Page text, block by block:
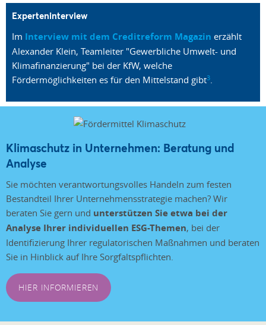
Experteninterview
Im Interview mit dem Creditreform Magazin erzählt
Alexander Klein, Teamleiter "Gewerbliche Umwelt- und
Klimafinanzierung" bei der KfW, welche
Fördermöglichkeiten es für den Mittelstand gibt3.
Klimaschutz in Unternehmen: Beratung und
Analyse
Sie möchten verantwortungsvolles Handeln zum festen
Bestandteil Ihrer Unternehmensstrategie machen? Wir
beraten Sie gern und unterstützen Sie etwa bei der
Analyse Ihrer individuellen ESG-Themen, bei der
Identifizierung Ihrer regulatorischen Maßnahmen und beraten
Sie in Hinblick auf Ihre Sorgfaltspflichten.
HIER INFORMIEREN